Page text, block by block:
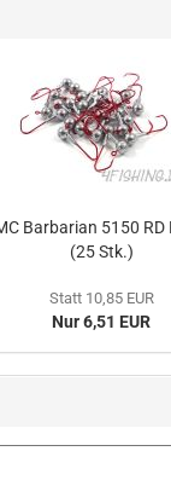
Barbarian 5150
(25 Stk.)
Statt 10,85 EUR
Nur 6,51 EUR